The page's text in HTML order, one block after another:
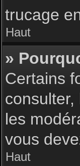
trucage
Haut
»
Certains
les
vous
Haut